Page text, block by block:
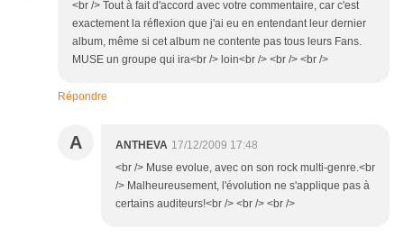
<br /> Tout à fait d'accord avec votre commentaire, car c'est
exactement la réflexion que j'ai eu en entendant leur dernier
album, même si cet album ne contente pas tous leurs Fans.
MUSE un groupe qui ira<br /> loin<br /> <br /> <br />
Répondre
A ANTHEVA 17/12/2009 17:48
<br /> Muse evolue, avec on son rock multi-genre.<br
/> Malheureusement, l'évolution ne s'applique pas à
certains auditeurs!<br /> <br /> <br />